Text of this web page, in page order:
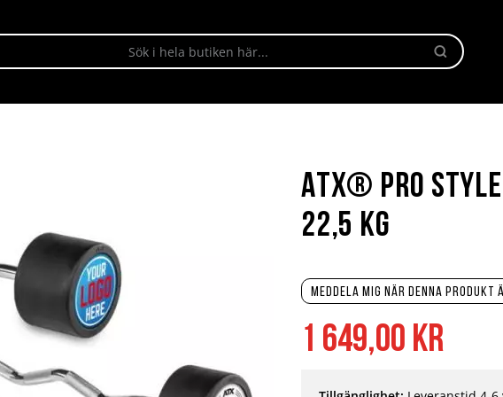
Sök
1 649,00 kr
Meddela mig när denna produkt
ATX® Pro
22,5 kg